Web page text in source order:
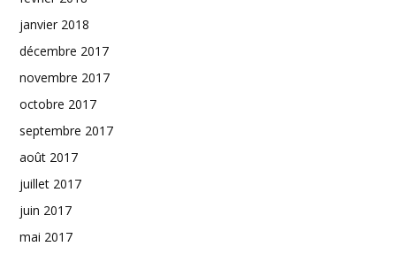
janvier 2018
décembre 2017
novembre 2017
octobre 2017
septembre 2017
août 2017
juillet 2017
juin 2017
mai 2017